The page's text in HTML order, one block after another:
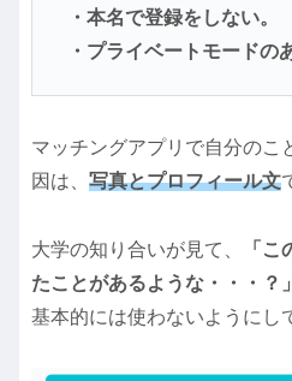
・本名で登録をしない。
・プライベートモードの
マッチングアプリで自分のこ
因は、 写真とプロフィール文
大学の知り合いが見て、
「
たことがあるような・・・？」
基本的には使わないようにし